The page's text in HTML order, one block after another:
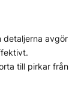
detaljerna
till pirkar